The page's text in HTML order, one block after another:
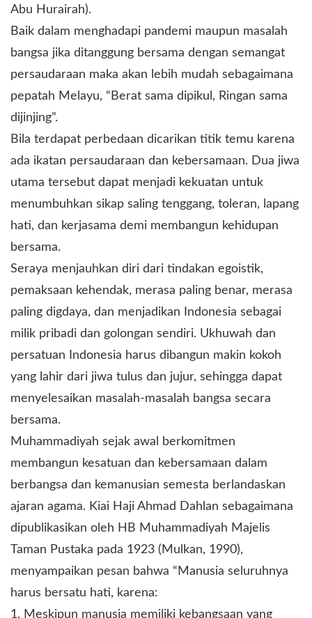
Abu Hurairah).
Baik dalam menghadapi pandemi maupun masalah
bangsa jika ditanggung bersama dengan semangat
persaudaraan maka akan lebih mudah sebagaimana
pepatah Melayu, “Berat sama dipikul, Ringan sama
dijinjing”.
Bila terdapat perbedaan dicarikan titik temu karena
ada ikatan persaudaraan dan kebersamaan. Dua jiwa
utama tersebut dapat menjadi kekuatan untuk
menumbuhkan sikap saling tenggang, toleran, lapang
hati, dan kerjasama demi membangun kehidupan
bersama.
Seraya menjauhkan diri dari tindakan egoistik,
pemaksaan kehendak, merasa paling benar, merasa
paling digdaya, dan menjadikan Indonesia sebagai
milik pribadi dan golongan sendiri. Ukhuwah dan
persatuan Indonesia harus dibangun makin kokoh
yang lahir dari jiwa tulus dan jujur, sehingga dapat
menyelesaikan masalah-masalah bangsa secara
bersama.
Muhammadiyah sejak awal berkomitmen
membangun kesatuan dan kebersamaan dalam
berbangsa dan kemanusian semesta berlandaskan
ajaran agama. Kiai Haji Ahmad Dahlan sebagaimana
dipublikasikan oleh HB Muhammadiyah Majelis
Taman Pustaka pada 1923 (Mulkan, 1990),
menyampaikan pesan bahwa “Manusia seluruhnya
harus bersatu hati, karena:
1. Meskipun manusia memiliki kebangsaan yang